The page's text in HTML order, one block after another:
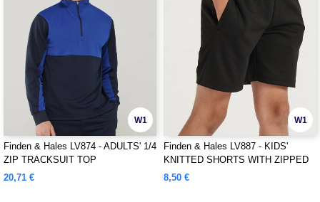
W1
Finden & Hales LV874 - ADULTS' 1/4
ZIP TRACKSUIT TOP
20,71 €
W1
Finden & Hales LV887 - KIDS'
KNITTED SHORTS WITH ZIPPED
POCKETS
8,50 €